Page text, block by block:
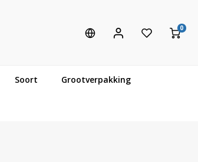
0
Soort Grootverpakking